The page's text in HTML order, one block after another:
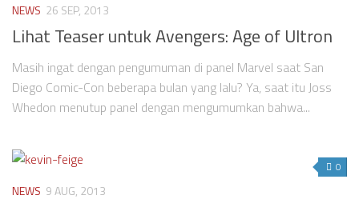
NEWS 26 SEP, 2013
Lihat Teaser untuk Avengers: Age of Ultron
Masih ingat dengan pengumuman di panel Marvel saat San
Diego Comic-Con beberapa bulan yang lalu? Ya, saat itu Joss
Whedon menutup panel dengan mengumumkan bahwa...
0
NEWS 9 AUG, 2013